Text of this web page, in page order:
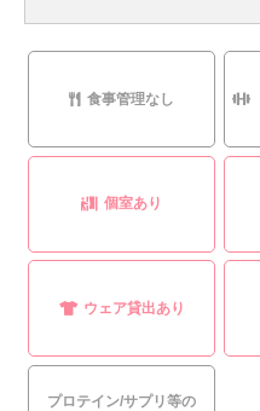
食事管理なし
個室あり
ウェア貸出あり
プロテイン/サプリ等の